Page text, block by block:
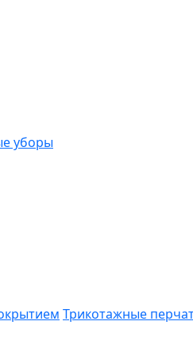
уборы
Трикотажные